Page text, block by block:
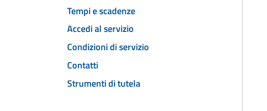
Tempi e scadenze
Accedi al servizio
Condizioni di servizio
Contatti
Strumenti di tutela